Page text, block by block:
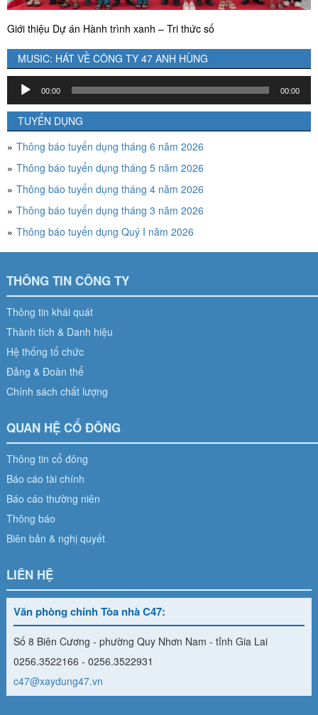
Giới thiệu Dự án Hành trình xanh – Tri thức số
MUSIC: HÁT VỀ CÔNG TY 47 ANH HÙNG
Trình
chơi
Audio
00:00 00:00
TUYỂN DỤNG
Thông báo tuyển dụng tháng 6 năm 2026
Thông báo tuyển dụng tháng 5 năm 2026
Thông báo tuyển dụng tháng 4 năm 2026
Thông báo tuyển dụng tháng 3 năm 2026
Thông báo tuyển dụng Quý I năm 2026
THÔNG TIN CÔNG TY
Thông tin khái quát
Thành tích & Danh hiệu
Hệ thống tổ chức
Đảng & Đoàn thể
Chính sách chất lượng
QUAN HỆ CỔ ĐÔNG
Thông tin cổ đông
Báo cáo tài chính
Báo cáo thường niên
Thông báo
Biên bản & nghị quyết
LIÊN HỆ
Văn phòng chính Tòa nhà C47:
Số 8 Biên Cương - phường Quy Nhơn Nam - tỉnh Gia Lai
0256.3522166 - 0256.3522931
c47@xaydung47.vn